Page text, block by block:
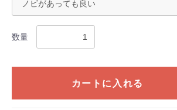
数量
カートに入れる